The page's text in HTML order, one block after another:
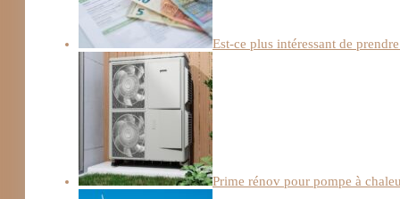
Est-ce plus intéressant de
Prime rénov pour pompe à